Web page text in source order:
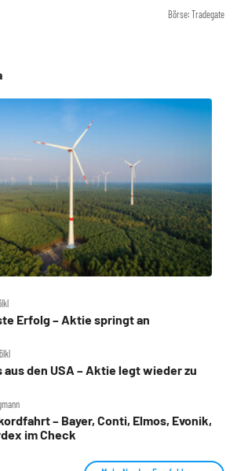
Börse: Tradegate
Erfolg – Aktie springt an
aus den USA – Aktie legt wieder zu
– Bayer, Conti, Elmos, Evonik,
im Check